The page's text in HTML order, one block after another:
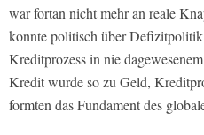
war fortan nicht mehr an reale
konnte politisch über
Kreditprozess in nie
Kredit wurde so zu Geld,
formten das Fundament des